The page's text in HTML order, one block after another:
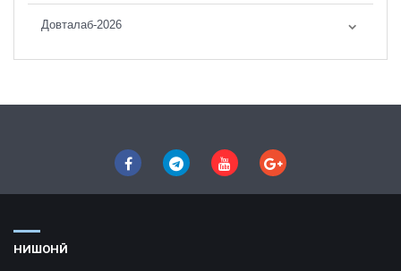
Довталаб-2026
НИШОНӢ